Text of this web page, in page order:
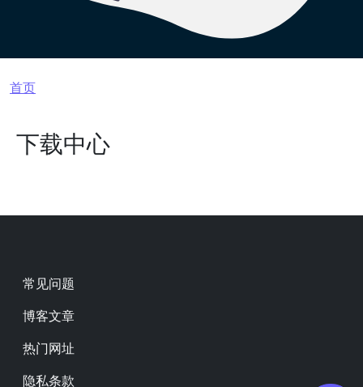
面包屑
首页
下载中心
Footer
常见问题
博客文章
热门网址
隐私条款